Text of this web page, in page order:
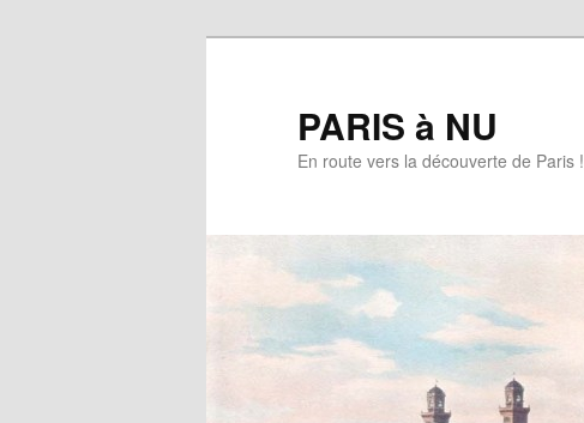
PARIS à NU
En route vers la découverte de Paris !